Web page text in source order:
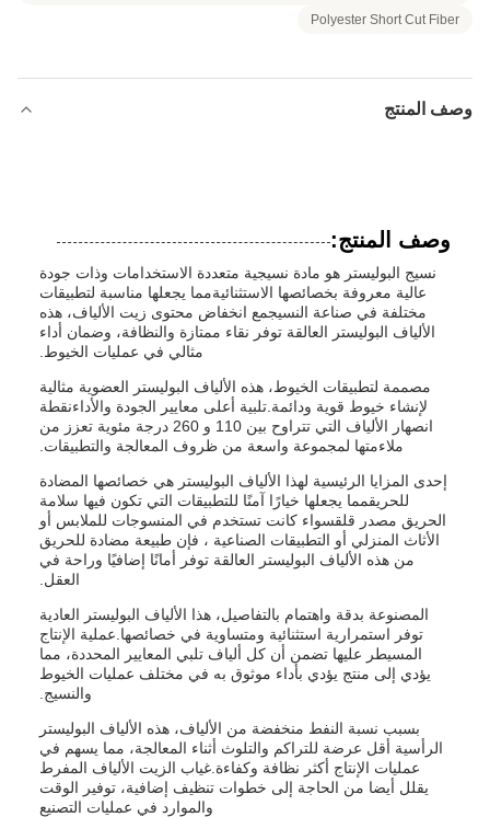
Polyester Short Cut Fiber
وصف المنتج
وصف المنتج:
نسيج البوليستر هو مادة نسيجية متعددة الاستخدامات وذات جودة
عالية معروفة بخصائصها الاستثنائيةمما يجعلها مناسبة لتطبيقات
مختلفة في صناعة النسيجمع انخفاض محتوى زيت الألياف، هذه
الألياف البوليستر العالقة توفر نقاء ممتازة والنظافة، وضمان أداء
مثالي في عمليات الخيوط.
مصممة لتطبيقات الخيوط، هذه الألياف البوليستر العضوية مثالية
لإنشاء خيوط قوية ودائمة.تلبية أعلى معايير الجودة والأداءنقطة
انصهار الألياف التي تتراوح بين 110 و 260 درجة مئوية تعزز من
ملاءمتها لمجموعة واسعة من ظروف المعالجة والتطبيقات.
إحدى المزايا الرئيسية لهذا الألياف البوليستر هي خصائصها المضادة
للحريقمما يجعلها خيارًا آمنًا للتطبيقات التي تكون فيها سلامة
الحريق مصدر قلقسواء كانت تستخدم في المنسوجات للملابس أو
الأثاث المنزلي أو التطبيقات الصناعية ، فإن طبيعة مضادة للحريق
من هذه الألياف البوليستر العالقة توفر أمانًا إضافيًا وراحة في
العقل.
المصنوعة بدقة واهتمام بالتفاصيل، هذا الألياف البوليستر العادية
توفر استمرارية استثنائية ومتساوية في خصائصها.عملية الإنتاج
المسيطر عليها تضمن أن كل ألياف تلبي المعايير المحددة، مما
يؤدي إلى منتج يؤدي بأداء موثوق به في مختلف عمليات الخيوط
والنسيج.
بسبب نسبة النفط منخفضة من الألياف، هذه الألياف البوليستر
الرأسية أقل عرضة للتراكم والتلوث أثناء المعالجة، مما يسهم في
عمليات الإنتاج أكثر نظافة وكفاءة.غياب الزيت الألياف المفرط
يقلل أيضا من الحاجة إلى خطوات تنظيف إضافية، توفير الوقت
والموارد في عمليات التصنيع